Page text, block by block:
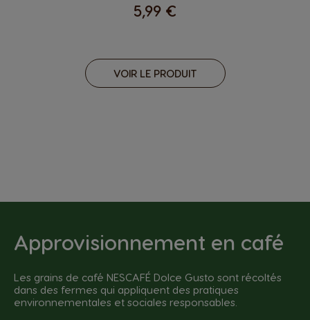
5,99 €
VOIR LE PRODUIT
Approvisionnement en café
Les grains de café NESCAFÉ Dolce Gusto sont récoltés
dans des fermes qui appliquent des pratiques
environnementales et sociales responsables.